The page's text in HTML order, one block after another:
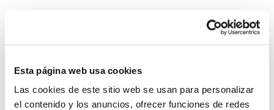
Esta página web usa cookies
Las cookies de este sitio web se usan para personalizar
el contenido y los anuncios, ofrecer funciones de redes
tan importante como asegurar una buena red eléctrica.
Losinterfonos IP para aerogeneradoresson una
System Network, tu operadora de telefonía
virtual en España